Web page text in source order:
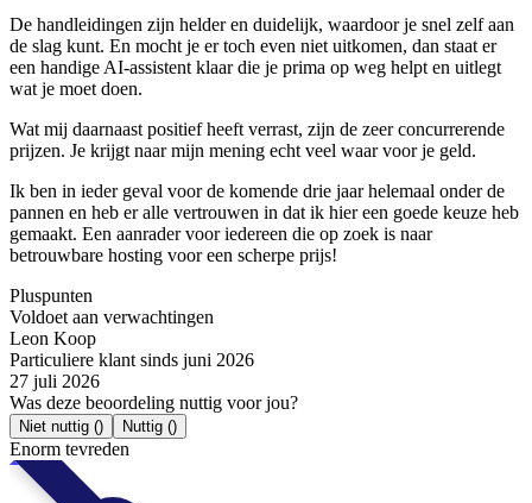
De handleidingen zijn helder en duidelijk, waardoor je snel zelf aan
de slag kunt. En mocht je er toch even niet uitkomen, dan staat er
een handige AI-assistent klaar die je prima op weg helpt en uitlegt
wat je moet doen.
Wat mij daarnaast positief heeft verrast, zijn de zeer concurrerende
prijzen. Je krijgt naar mijn mening echt veel waar voor je geld.
Ik ben in ieder geval voor de komende drie jaar helemaal onder de
pannen en heb er alle vertrouwen in dat ik hier een goede keuze heb
gemaakt. Een aanrader voor iedereen die op zoek is naar
betrouwbare hosting voor een scherpe prijs!
Pluspunten
Voldoet aan verwachtingen
Leon Koop
Particuliere klant sinds juni 2026
27 juli 2026
Was deze beoordeling nuttig voor jou?
Niet nuttig () Nuttig ()
Enorm tevreden